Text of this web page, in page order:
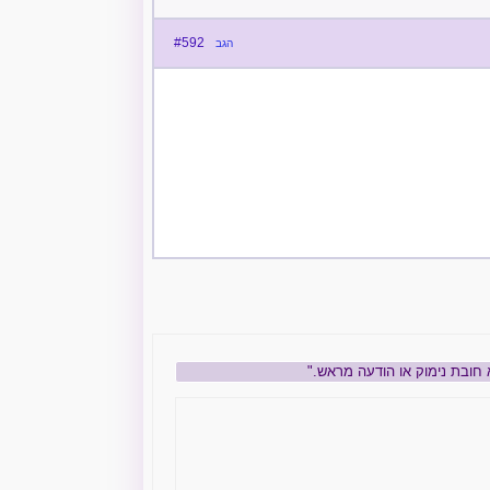
#592 הגב
חובת נימוק או הודעה מראש."